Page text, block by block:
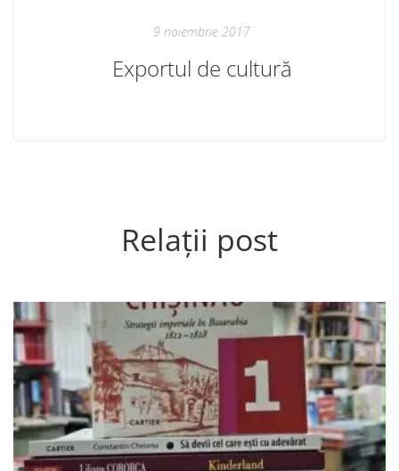
9 noiembrie 2017
Exportul de cultură
Relații post